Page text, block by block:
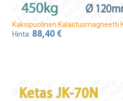
Kaksipuolinen Kalastusmagneetti
Hinta: 88,40 €